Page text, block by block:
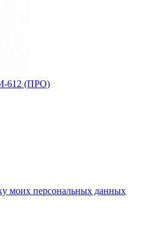
612 (ПРО)
моих персональных данных